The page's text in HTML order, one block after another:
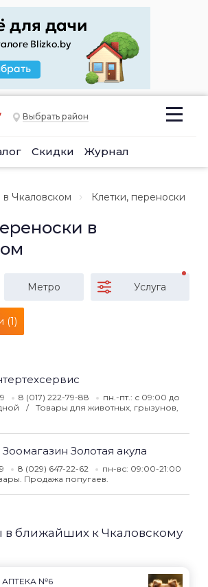
Выбрать район
Скидки Журнал
в Чкаловском Клетки, переноски
в
Метро Услуга
(1)
8 (017) 222-79-88
пн.-пт.: с 09:00 до
Товары для животных, грызунов,
Золотая акула
8 (029) 647-22-62
пн-вс: 09:00-21:00
Продажа попугаев.
в ближайших к Чкаловскому
АПТЕКА №6